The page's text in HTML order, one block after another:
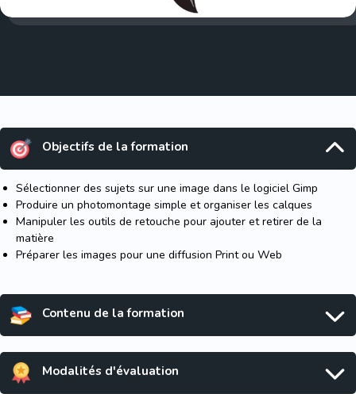
Objectifs de la formation
Sélectionner des sujets sur une image dans le logiciel Gimp
Produire un photomontage simple et organiser les calques
Manipuler les outils de retouche pour ajouter et retirer de la
matière
Préparer les images pour une diffusion Print ou Web
Contenu de la formation
Modalités d'évaluation